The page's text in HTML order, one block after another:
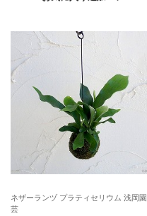
ネザーランヅ プラティセリウム 浅岡園
芸